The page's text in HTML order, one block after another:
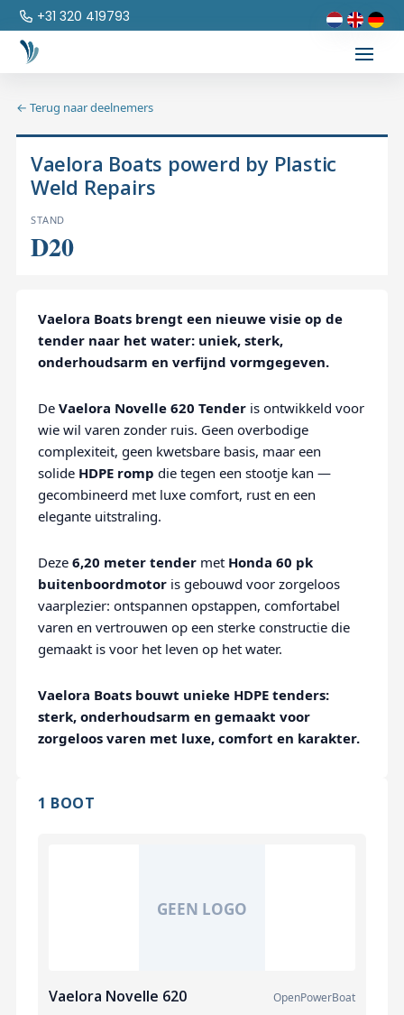
+31 320 419793
← Terug naar deelnemers
Vaelora Boats powerd by Plastic
Weld Repairs
STAND
D20
Vaelora Boats brengt een nieuwe visie op de
tender naar het water: uniek, sterk,
onderhoudsarm en verfijnd vormgegeven.
De Vaelora Novelle 620 Tenderis ontwikkeld voor
wie wil varen zonder ruis. Geen overbodige
complexiteit, geen kwetsbare basis, maar een
solide HDPE romp die tegen een stootje kan —
gecombineerd met luxe comfort, rust en een
elegante uitstraling.
Deze 6,20 meter tendermet Honda 60 pk
buitenboordmotoris gebouwd voor zorgeloos
vaarplezier: ontspannen opstappen, comfortabel
varen en vertrouwen op een sterke constructie die
gemaakt is voor het leven op het water.
Vaelora Boats bouwt unieke HDPE tenders:
sterk, onderhoudsarm en gemaakt voor
zorgeloos varen met luxe, comfort en karakter.
1 BOOT
Vaelora Novelle 620 OpenPowerBoat